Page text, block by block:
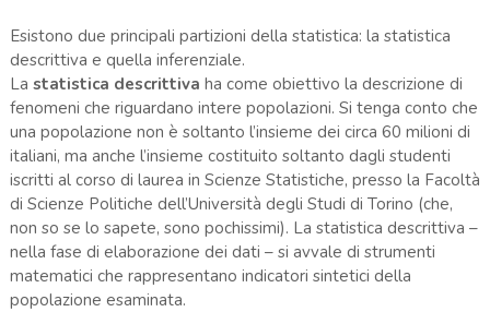
Esistono due principali partizioni della statistica: la statistica
descrittiva e quella inferenziale.
La statistica descrittiva ha come obiettivo la descrizione di
fenomeni che riguardano intere popolazioni. Si tenga conto che
una popolazione non è soltanto l’insieme dei circa 60 milioni di
italiani, ma anche l’insieme costituito soltanto dagli studenti
iscritti al corso di laurea in Scienze Statistiche, presso la Facoltà
di Scienze Politiche dell’Università degli Studi di Torino (che,
non so se lo sapete, sono pochissimi). La statistica descrittiva –
nella fase di elaborazione dei dati – si avvale di strumenti
matematici che rappresentano indicatori sintetici della
popolazione esaminata.